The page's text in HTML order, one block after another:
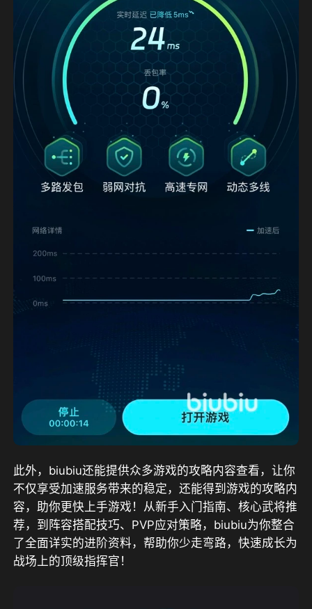
此外，biubiu还能提供众多游戏的攻略内容查看，让你
不仅享受加速服务带来的稳定，还能得到游戏的攻略内
容，助你更快上手游戏！从新手入门指南、核心武将推
荐，到阵容搭配技巧、PVP应对策略，biubiu为你整合
了全面详实的进阶资料，帮助你少走弯路，快速成长为
战场上的顶级指挥官！